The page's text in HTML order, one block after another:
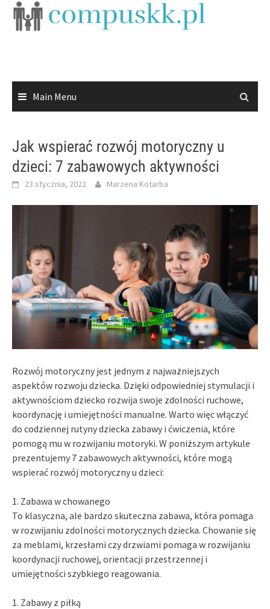
Skip
Main Menu
Jak wspierać rozwój motoryczny u
dzieci: 7 zabawowych aktywności
23 stycznia, 2022 Marzena Kotarba
Rozwój motoryczny jest jednym z najważniejszych
aspektów rozwoju dziecka. Dzięki odpowiedniej stymulacji i
aktywnościom dziecko rozwija swoje zdolności ruchowe,
koordynację i umiejętności manualne. Warto więc włączyć
do codziennej rutyny dziecka zabawy i ćwiczenia, które
pomogą mu w rozwijaniu motoryki. W poniższym artykule
prezentujemy 7 zabawowych aktywności, które mogą
wspierać rozwój motoryczny u dzieci:
1. Zabawa w chowanego
To klasyczna, ale bardzo skuteczna zabawa, która pomaga
w rozwijaniu zdolności motorycznych dziecka. Chowanie się
za meblami, krzesłami czy drzwiami pomaga w rozwijaniu
koordynacji ruchowej, orientacji przestrzennej i
umiejętności szybkiego reagowania.
1. Zabawy z piłką